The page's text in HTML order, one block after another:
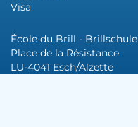
Visa
École du Brill - Brillschule
Place de la Résistance
LU-4041 Esch/Alzette